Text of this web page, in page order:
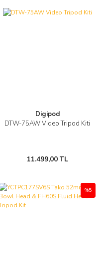
Digipod
DTW-75AW Video Tripod Kiti
11.499,00 TL
%5